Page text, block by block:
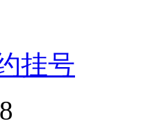
挂号